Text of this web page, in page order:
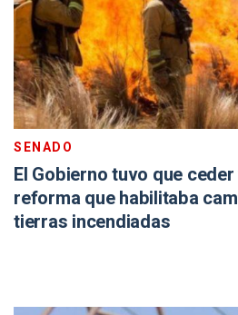
SENADO
El Gobierno tuvo que
reforma que habilitaba
tierras incendiadas